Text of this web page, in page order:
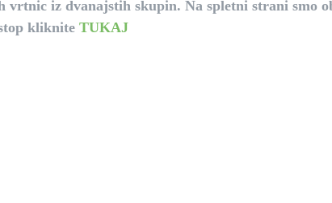
vrtnic iz dvanajstih skupin. Na spletni strani smo
kliknite TUKAJ